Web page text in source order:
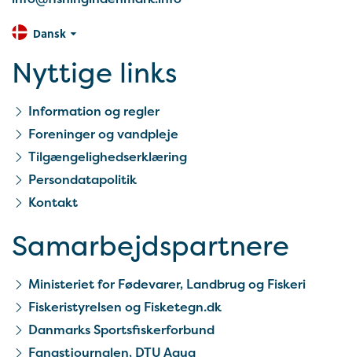
Dansk
Nyttige links
Information og regler
Foreninger og vandpleje
Tilgængelighedserklæring
Persondatapolitik
Kontakt
Samarbejds­partnere
Ministeriet for Fødevarer, Landbrug og Fiskeri
Fiskeristyrelsen og Fisketegn.dk
Danmarks Sportsfiskerforbund
Fangstjournalen, DTU Aqua